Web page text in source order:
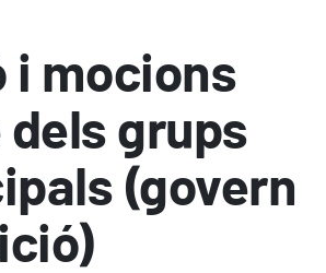
i mocions
dels grups
(govern